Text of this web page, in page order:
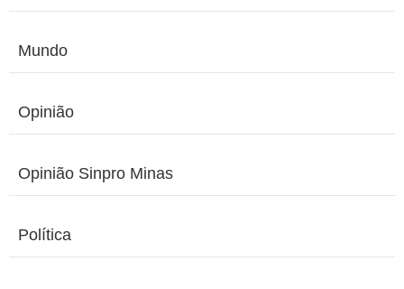
Mundo
Opinião
Opinião Sinpro Minas
Política